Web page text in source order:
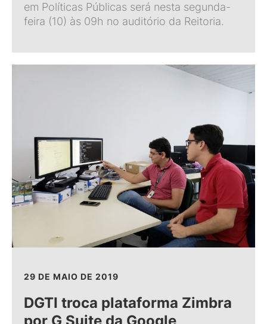
em Políticas Públicas será nesta segunda-
feira (10) às 09h no auditório da Reitoria.
29 DE MAIO DE 2019
DGTI troca plataforma Zimbra